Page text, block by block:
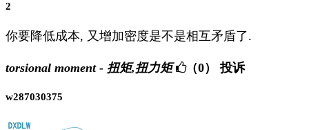
2
你要降低成本, 又增加密度是不是相互矛盾了.
torsional moment - 扭矩,扭力矩 （0） 投诉
w287030375